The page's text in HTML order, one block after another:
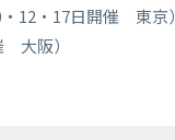
12・17日開催 東京）
大阪）